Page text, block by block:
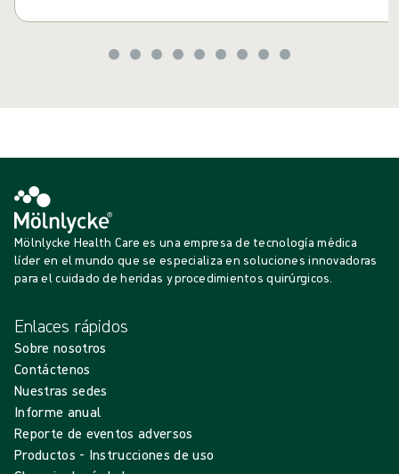
los trabajadores de la salud en los quirófanos (OR) y
Mölnlycke Health Care es una empresa de tecnología médica
líder en el mundo que se especializa en soluciones innovadoras
para el cuidado de heridas y procedimientos quirúrgicos.
Enlaces rápidos
Sobre nosotros
Contáctenos
Nuestras sedes
Informe anual
Reporte de eventos adversos
Productos - Instrucciones de uso